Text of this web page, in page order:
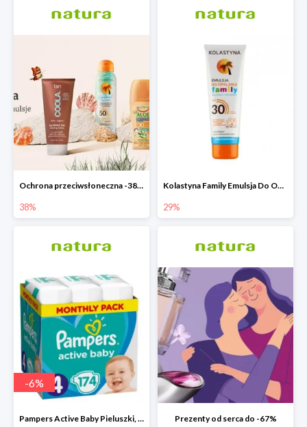
Ochrona przeciwsłoneczna -38%
38%
Kolastyna Family Emulsja Do Opalania
29%
-6%
Pampers Active Baby Pieluszki, rozmiar 4 Prezenty od serca do -67%